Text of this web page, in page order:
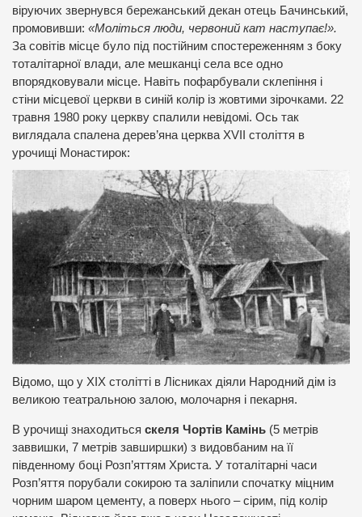
віруючих звернувся бережанський декан отець Бачинський,
промовивши: «Моліться люди, червоний кат наступає!».
За совітів місце було під постійним спостереженням з боку
тоталітарної влади, але мешканці села все одно
впорядковували місце. Навіть пофарбували склепіння і
стіни місцевої церкви в синій колір із жовтими зірочками. 22
травня 1980 року церкву спалили невідомі. Ось так
виглядала спалена дерев’яна церква XVII століття в
урочищі Монастирок:
Відомо, що у ХІХ столітті в Лісниках діяли Народний дім із
великою театральною залою, молочарня і пекарня.
В урочищі знаходиться скеля Чортів Камінь (5 метрів
заввишки, 7 метрів завширшки) з видовбаним на її
південному боці Розп’яттям Христа. У тоталітарні часи
Розп’яття порубали сокирою та заліпили спочатку міцним
чорним шаром цементу, а поверх нього – сірим, під колір